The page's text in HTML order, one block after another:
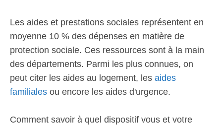
Les aides et prestations sociales représentent en
moyenne 10 % des dépenses en matière de
protection sociale. Ces ressources sont à la main
des départements. Parmi les plus connues, on
peut citer les aides au logement, les aides
familiales ou encore les aides d'urgence.
Comment savoir à quel dispositif vous et votre